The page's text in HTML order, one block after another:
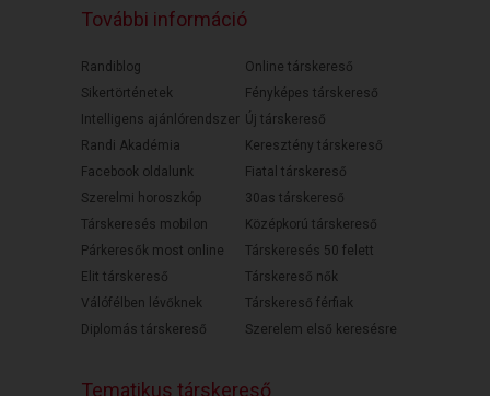
További információ
Randiblog
Sikertörténetek
Intelligens ajánlórendszer
Randi Akadémia
Facebook oldalunk
Szerelmi horoszkóp
Társkeresés mobilon
Párkeresők most online
Elit társkereső
Válófélben lévőknek
Diplomás társkereső
Online társkereső
Fényképes társkereső
Új társkereső
Keresztény társkereső
Fiatal társkereső
30as társkereső
Középkorú társkereső
Társkeresés 50 felett
Társkereső nők
Társkereső férfiak
Szerelem első keresésre
Tematikus társkereső